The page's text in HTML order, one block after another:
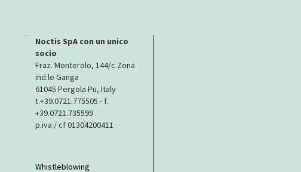
Noctis SpA con un unico
socio
Fraz. Monterolo, 144/c Zona
ind.le Ganga
61045 Pergola Pu, Italy
t.+39.0721.775505 - f.
+39.0721.735599
p.iva / cf 01304200411
Whistleblowing